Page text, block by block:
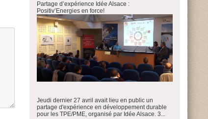
Partage d’expérience Idée Alsace :
Positiv’Energies en force!
Jeudi dernier 27 avril avait lieu en public un
partage d'expérience en développement durable
pour les TPE/PME, organisé par Idée Alsace. 3...